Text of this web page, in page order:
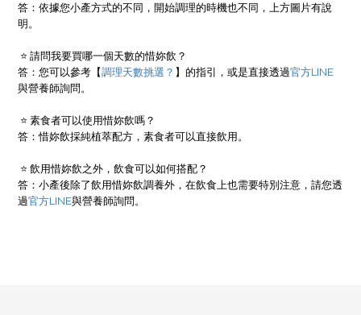
答：依據您小產方式的不同，開始調理的時機也不同，上方圖片有說
明。
⭐ 請問我要買哪一個天數的惜妳飲？
答：您可以參考【調理天數挑選？ 】的指引，或是直接透過官方LINE
與營養師詢問。
⭐ 素食者可以使用惜妳飲嗎？
答：惜妳飲採純植萃配方，素食者可以直接飲用。
⭐ 飲用惜妳飲之外，飲食可以如何搭配？
答：小產後除了飲用惜妳飲調養外，在飲食上也需要特別注意，請您透
過官方LINE與營養師詢問。